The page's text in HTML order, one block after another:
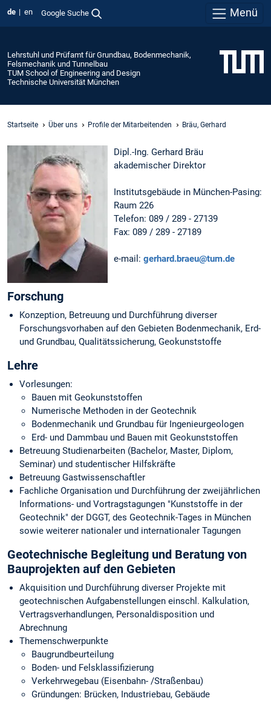
de en Google Suche Menü
Lehrstuhl und Prüfamt für Grundbau, Bodenmechanik,
Felsmechanik und Tunnelbau
TUM School of Engineering and Design
Technische Universität München
Startseite Über uns Profile der Mitarbeitenden Bräu, Gerhard
Dipl.-Ing. Gerhard Bräu
akademischer Direktor
Institutsgebäude in München-Pasing:
Raum 226
Telefon: 089 / 289 - 27139
Fax: 089 / 289 - 27189
e-mail: gerhard.braeu@tum.de
Forschung
Konzeption, Betreuung und Durchführung diverser
Forschungsvorhaben auf den Gebieten Bodenmechanik, Erd-
und Grundbau, Qualitätssicherung, Geokunststoffe
Lehre
Vorlesungen:
Bauen mit Geokunststoffen
Numerische Methoden in der Geotechnik
Bodenmechanik und Grundbau für Ingenieurgeologen
Erd- und Dammbau und Bauen mit Geokunststoffen
Betreuung Studienarbeiten (Bachelor, Master, Diplom,
Seminar) und studentischer Hilfskräfte
Betreuung Gastwissenschaftler
Fachliche Organisation und Durchführung der zweijährlichen
Informations- und Vortragstagungen "Kunststoffe in der
Geotechnik" der DGGT, des Geotechnik-Tages in München
sowie weiterer nationaler und internationaler Tagungen
Geotechnische Begleitung und Beratung von
Bauprojekten auf den Gebieten
Akquisition und Durchführung diverser Projekte mit
geotechnischen Aufgabenstellungen einschl. Kalkulation,
Vertragsverhandlungen, Personaldisposition und
Abrechnung
Themenschwerpunkte
Baugrundbeurteilung
Boden- und Felsklassifizierung
Verkehrwegebau (Eisenbahn- /Straßenbau)
Gründungen: Brücken, Industriebau, Gebäude